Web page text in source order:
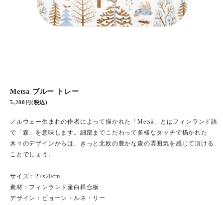
Metsa ブルー トレー
5,280円(税込)
ノルウェー生まれの作者によって描かれた「Metsä」とはフィンランド語
で「森」を意味します。細部までこだわって多様なタッチで描かれた
木々のデザインからは、きっと北欧の豊かな森の雰囲気を感じて頂ける
ことでしょう。
サイズ：27x20cm
素材：フィンランド産白樺合板
デザイン：ビョーン・ルネ・リー